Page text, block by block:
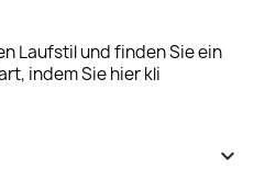
Laufstil und finden Sie ein
indem Sie hier kli
